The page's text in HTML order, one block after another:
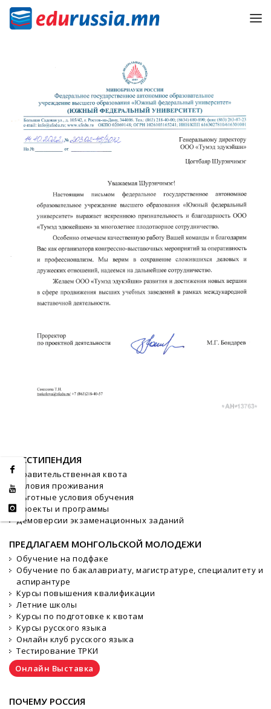
ГОССТИПЕНДИЯ
Правительственная квота
Условия проживания
Льготные условия обучения
Проекты и программы
Демоверсии экзаменационных заданий
ПРЕДЛАГАЕМ МОНГОЛЬСКОЙ МОЛОДЕЖИ
Обучение на подфаке
Обучение по бакалавриату, магистратуре, специалитету и
аспирантуре
Курсы повышения квалификации
Летние школы
Курсы по подготовке к квотам
Курсы русского языка
Онлайн клуб русского языка
Тестирование ТРКИ
Онлайн Выставка
ПОЧЕМУ РОССИЯ